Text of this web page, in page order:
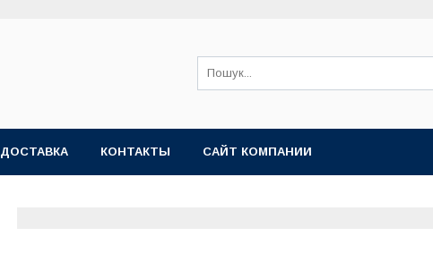
ДОСТАВКА КОНТАКТЫ САЙТ КОМПАНИИ